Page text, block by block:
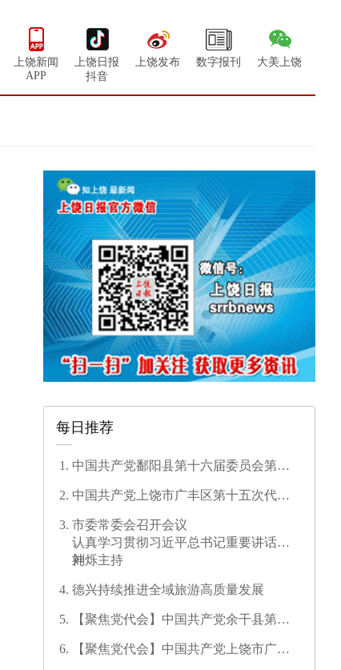
上饶新闻
APP
上饶日报
抖音
上饶发布 数字报刊 大美上饶
每日推荐
中国共产党鄱阳县第十六届委员会第一
中国共产党上饶市广丰区第十五次代表
市委常委会召开会议
认真学习贯彻习近平总书记重要讲话精
神
刘烁主持
德兴持续推进全域旅游高质量发展
【聚焦党代会】中国共产党余干县第十
【聚焦党代会】中国共产党上饶市广信